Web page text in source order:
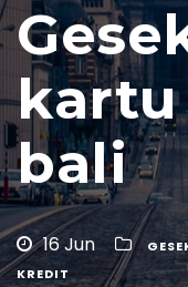
bali
16 Jun
KREDIT